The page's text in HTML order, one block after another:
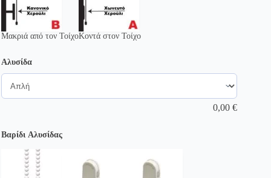
Μακριά από τον ΤοίχοΚοντά στον Τοίχο
Αλυσίδα
0,00€
Βαρίδι Αλυσίδας